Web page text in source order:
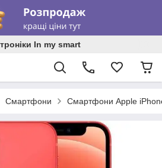
In my smart
Смартфони Смартфони Apple